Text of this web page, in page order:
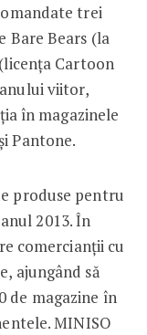
trei
Bare Bears (la
Cartoon
viitor,
în magazinele
Pantone.
produse pentru
2013. În
comercianții cu
ajungând să
de magazine în
MINISO